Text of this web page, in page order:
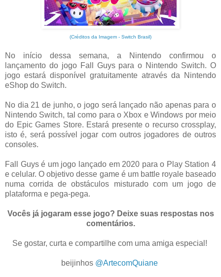
(Créditos da Imagem - Switch Brasil)
No início dessa semana, a Nintendo confirmou o
lançamento do jogo Fall Guys para o Nintendo Switch. O
jogo estará disponível gratuitamente através da Nintendo
eShop do Switch.
No dia 21 de junho, o jogo será lançado não apenas para o
Nintendo Switch, tal como para o Xbox e Windows por meio
do Epic Games Store. Estará presente o recurso crossplay,
isto é, será possível jogar com outros jogadores de outros
consoles.
Fall Guys é um jogo lançado em 2020 para o Play Station 4
e celular. O objetivo desse game é um battle royale baseado
numa corrida de obstáculos misturado com um jogo de
plataforma e pega-pega.
Vocês já jogaram esse jogo? Deixe suas respostas nos
comentários.
Se gostar, curta e compartilhe com uma amiga especial!
beijinhos @ArtecomQuiane